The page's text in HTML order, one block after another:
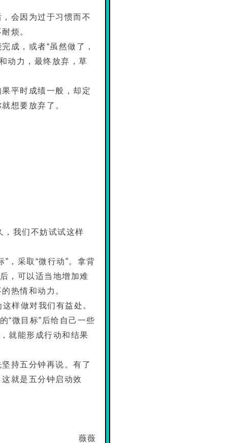
会因为过于习惯而不
烦。
成，或者“虽然做了，
动力，最终放弃，草
平时成绩一般，却定
想要放弃了。
，我们不妨试试这样
，采取“微行动”。拿背
，可以适当地增加难
热情和动力。
样做对我们有益处。
“微目标”后给自己一些
就能形成行动和结果
持五分钟再说。有了
就是五分钟启动效
薇薇